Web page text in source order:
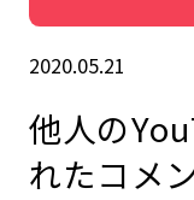
2020.05.21
他人の
れたコメ